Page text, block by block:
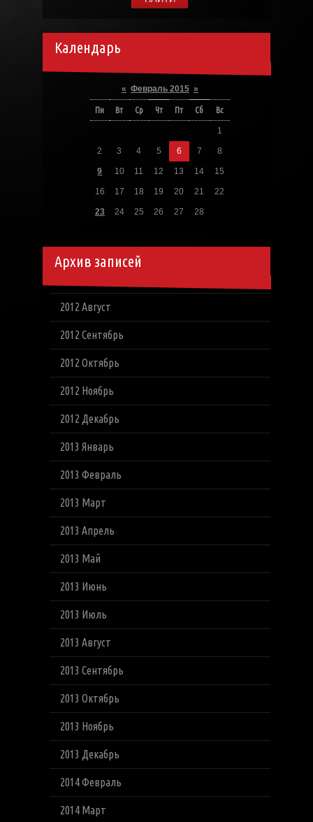
Календарь
« Февраль 2015 »
Пн Вт Ср Чт Пт Сб Вс
1
2 3 4 5 6 7 8
9 10 11 12 13 14 15
16 17 18 19 20 21 22
23 24 25 26 27 28
Архив записей
2012 Август
2012 Сентябрь
2012 Октябрь
2012 Ноябрь
2012 Декабрь
2013 Январь
2013 Февраль
2013 Март
2013 Апрель
2013 Май
2013 Июнь
2013 Июль
2013 Август
2013 Сентябрь
2013 Октябрь
2013 Ноябрь
2013 Декабрь
2014 Февраль
2014 Март